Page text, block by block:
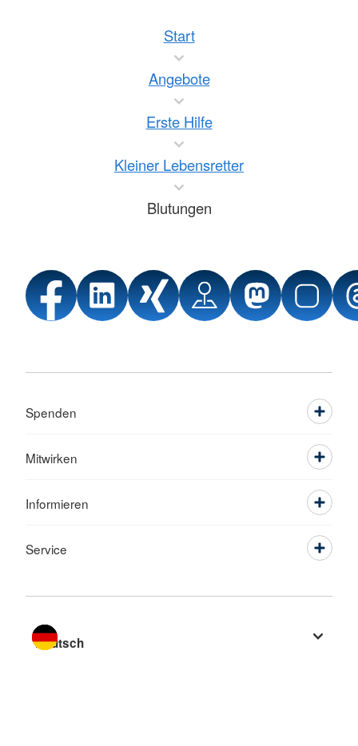
Start
Angebote
Erste Hilfe
Kleiner Lebensretter
Blutungen
Spenden
Mitwirken
Informieren
Service
Sprache wechseln zu